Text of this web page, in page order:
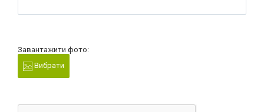
Завантажити фото:
Вибрати